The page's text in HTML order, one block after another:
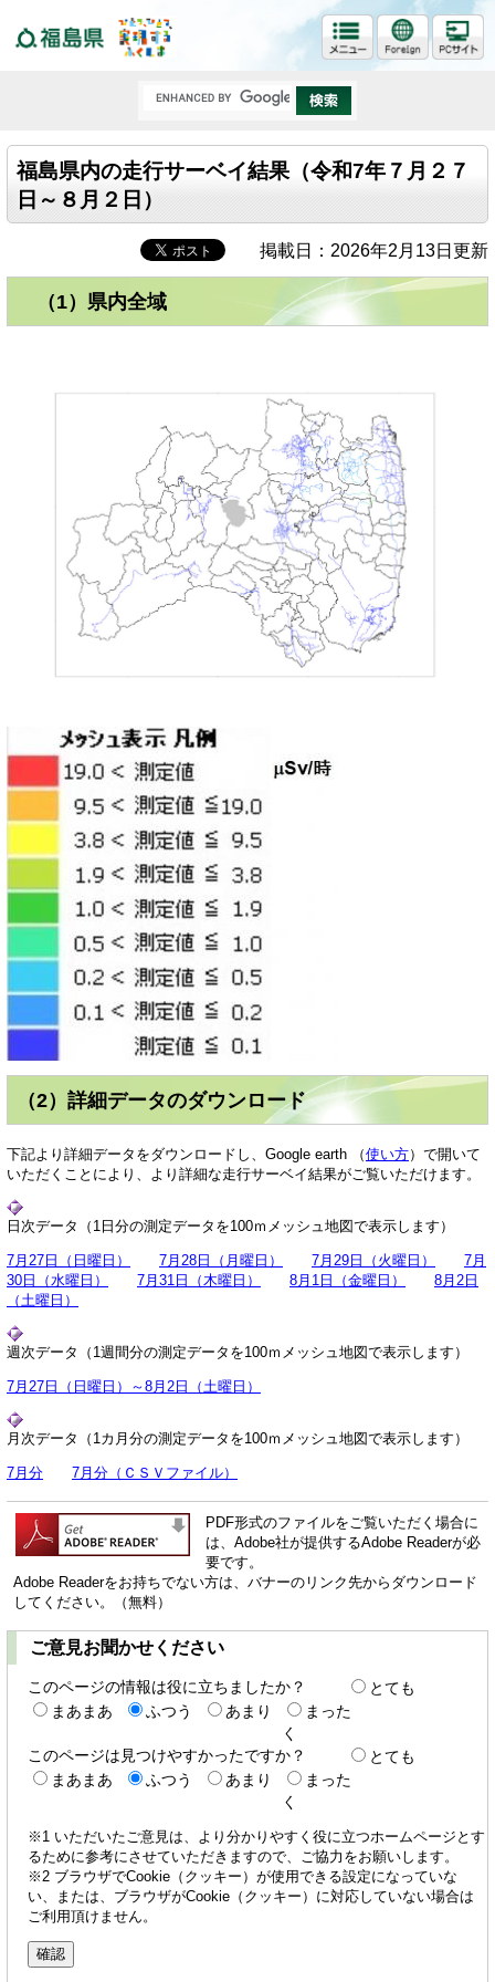
福島県内の走行サーベイ結果（令和7年７月２７
日～８月２日）
掲載日：2026年2月13日更新
（1）県内全域
（2）詳細データのダウンロード
下記より詳細データをダウンロードし、Google earth （使い方）で開いて
いただくことにより、より詳細な走行サーベイ結果がご覧いただけます。
日次データ（1日分の測定データを100ｍメッシュ地図で表示します）
7月27日（日曜日） 7月28日（月曜日） 7月29日（火曜日）
7月
30日（水曜日）
7月31日（木曜日） 8月1日（金曜日）
8月2日
（土曜日）
週次データ（1週間分の測定データを100ｍメッシュ地図で表示します）
7月27日（日曜日）～8月2日（土曜日）
月次データ（1カ月分の測定データを100ｍメッシュ地図で表示します）
7月分 7月分（ＣＳＶファイル）
PDF形式のファイルをご覧いただく場合に
は、Adobe社が提供するAdobe Readerが必
要です。
Adobe Readerをお持ちでない方は、バナーのリンク先からダウンロード
してください。（無料）
ご意見お聞かせください
このページの情報は役に立ちましたか？
とても
まあまあ
ふつう あまり
まった
く
このページは見つけやすかったですか？
とても
まあまあ
ふつう あまり
まった
く
※1 いただいたご意見は、より分かりやすく役に立つホームページとす
るために参考にさせていただきますので、ご協力をお願いします。
※2 ブラウザでCookie（クッキー）が使用できる設定になっていな
い、または、ブラウザがCookie（クッキー）に対応していない場合は
ご利用頂けません。